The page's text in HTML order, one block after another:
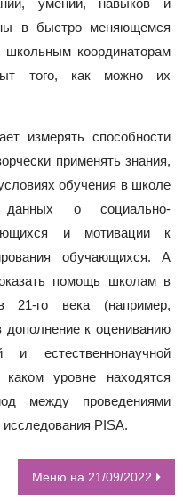
в быстро меняющемся
координаторам
того, как можно их
измерять способности
применять знания,
обучения в школе
данных о социально-
и мотивации к
обучающихся. А
помощь школам в
21-го века (например,
к оцениванию
и естественнонаучной
уровне находятся
между проведениями
PISA.
Меню на 21/09/2022